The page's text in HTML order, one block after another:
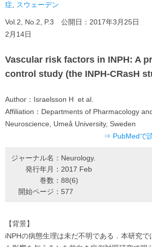
症
スウェーデン
Vol.2, No.2, P.3 公開日： 2017年3月25日
2月14日
Vascular risk factors in INPH: A
control study (the INPH-CRasH
Author： Israelsson H et al.
Affiliation： Departments of Pharmacology
Neuroscience, Umeå University, Sweden
⇒ PubMedで
ジャーナル名： Neurology.
発行年月： 2017 Feb
巻数： 88(6)
開始ページ： 577
【背景】
iNPHの病態生理は未だ不明である．本研究